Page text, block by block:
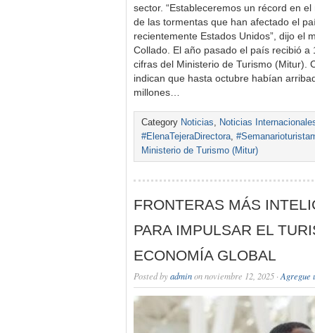
sector. “Estableceremos un récord en
de las tormentas que han afectado el
recientemente Estados Unidos”, dijo el
Collado. El año pasado el país recibió a
cifras del Ministerio de Turismo (Mitur).
indican que hasta octubre habían
millones…
Category Noticias, Noticias
#ElenaTejeraDirectora,
Ministerio de Turismo (Mitur)
FRONTERAS MÁS
PARA IMPULSAR EL
ECONOMÍA GLOBAL
Posted byadminon noviembre 12, 2025 · Agregue